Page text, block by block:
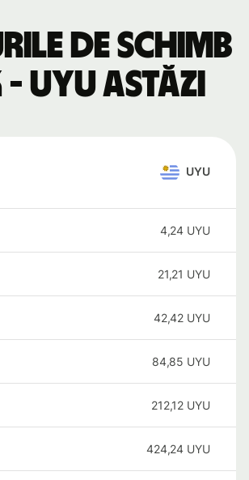
de schimb
- UYU astăzi
UYU
4,24 UYU
21,21 UYU
42,42 UYU
84,85 UYU
212,12 UYU
424,24 UYU